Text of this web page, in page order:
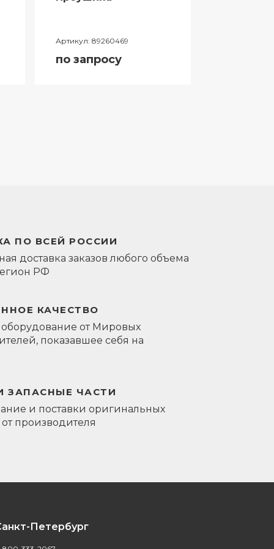
Артикул: 89260469
по запросу
ПО ВСЕЙ РОССИИ
доставка заказов любого объема
РФ
КАЧЕСТВО
оборудование от Мировых
показавшее себя на
ЗАПАСНЫЕ ЧАСТИ
и поставки оригинальных
от производителя
Петербург